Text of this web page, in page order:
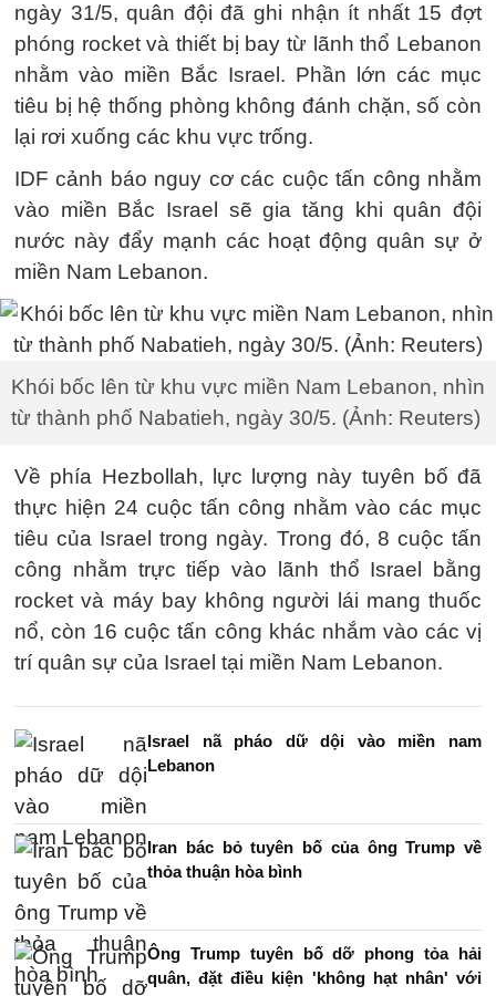
ngày 31/5, quân đội đã ghi nhận ít nhất 15 đợt
phóng rocket và thiết bị bay từ lãnh thổ Lebanon
nhằm vào miền Bắc Israel. Phần lớn các mục
tiêu bị hệ thống phòng không đánh chặn, số còn
lại rơi xuống các khu vực trống.
IDF cảnh báo nguy cơ các cuộc tấn công nhằm
vào miền Bắc Israel sẽ gia tăng khi quân đội
nước này đẩy mạnh các hoạt động quân sự ở
miền Nam Lebanon.
Khói bốc lên từ khu vực miền Nam Lebanon, nhìn
từ thành phố Nabatieh, ngày 30/5. (Ảnh: Reuters)
Về phía Hezbollah, lực lượng này tuyên bố đã
thực hiện 24 cuộc tấn công nhằm vào các mục
tiêu của Israel trong ngày. Trong đó, 8 cuộc tấn
công nhằm trực tiếp vào lãnh thổ Israel bằng
rocket và máy bay không người lái mang thuốc
nổ, còn 16 cuộc tấn công khác nhắm vào các vị
trí quân sự của Israel tại miền Nam Lebanon.
Israel nã pháo dữ dội vào miền nam
Lebanon
Iran bác bỏ tuyên bố của ông Trump về
thỏa thuận hòa bình
Ông Trump tuyên bố dỡ phong tỏa hải
quân, đặt điều kiện 'không hạt nhân' với